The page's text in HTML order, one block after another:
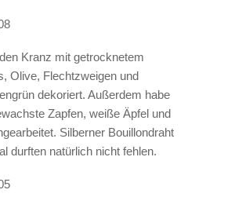
Kranz mit getrocknetem
Olive, Flechtzweigen und
dekoriert. Außerdem habe
Zapfen, weiße Äpfel und
Silberner Bouillondraht
durften natürlich nicht fehlen.